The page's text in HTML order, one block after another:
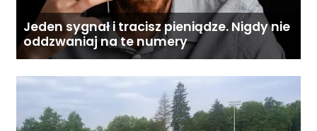
Jeden sygnał i tracisz pieniądze. Nigdy nie
oddzwaniaj na te numery